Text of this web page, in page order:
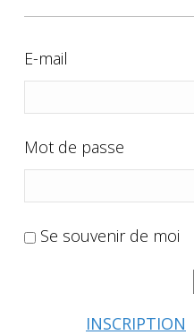
E-mail
Mot de passe
Se souvenir de moi
INSCRIPTION